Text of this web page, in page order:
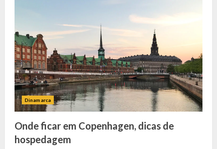
Dinamarca
Onde ficar em Copenhagen, dicas de
hospedagem